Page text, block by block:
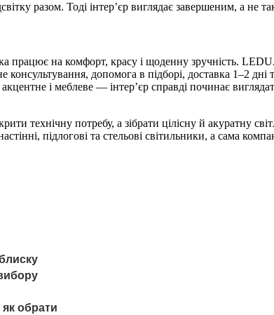
разом. Тоді інтер’єр виглядає завершеним, а не
працює на комфорт, красу і щоденну зручність.
допомога в підборі, доставка 1–2 дні
і меблеве — інтер’єр справді починає
технічну потребу, а зібрати цілісну й акуратну
підлогові та стельові світильники, а сама
обрати